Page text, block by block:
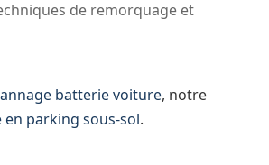
de remorquage et
batterie voiture, notre
en parking sous-sol.